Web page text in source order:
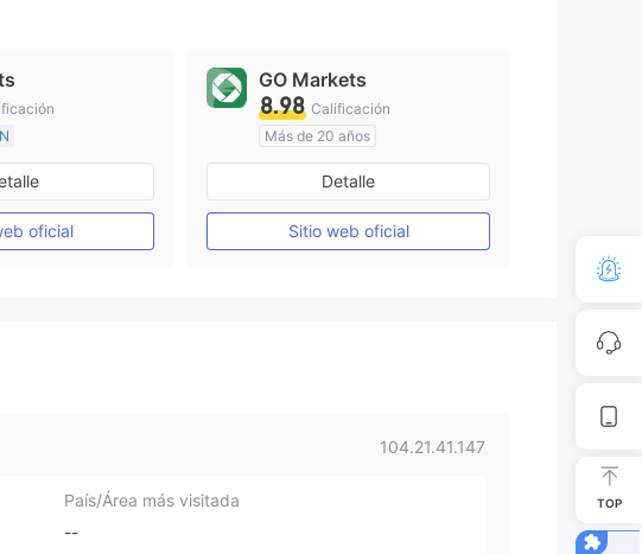
en Australia
Creación Mercado Forex (MM)
de MT4
oficial
GO Markets
8.98 Calificación
Más de 20 años
Supervisión en Australia
cTrader
Detalle
Sitio web oficial
104.21.41.147
País/Área más visitada
--
TOP